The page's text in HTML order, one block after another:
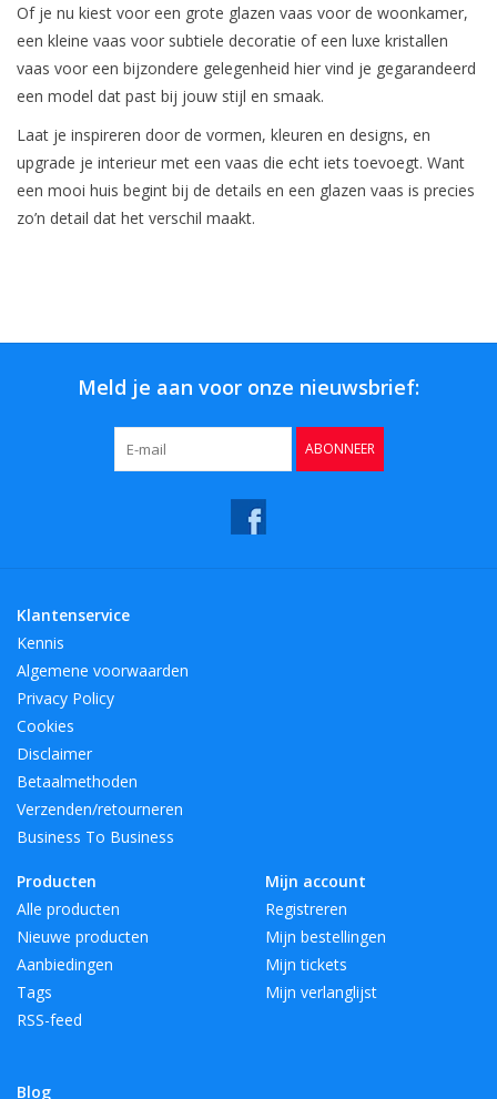
Of je nu kiest voor een grote glazen vaas voor de woonkamer,
een kleine vaas voor subtiele decoratie of een luxe kristallen
vaas voor een bijzondere gelegenheid hier vind je gegarandeerd
een model dat past bij jouw stijl en smaak.
Laat je inspireren door de vormen, kleuren en designs, en
upgrade je interieur met een vaas die echt iets toevoegt. Want
een mooi huis begint bij de details en een glazen vaas is precies
zo’n detail dat het verschil maakt.
Meld je aan voor onze nieuwsbrief:
ABONNEER
Klantenservice
Kennis
Algemene voorwaarden
Privacy Policy
Cookies
Disclaimer
Betaalmethoden
Verzenden/retourneren
Business To Business
Producten
Alle producten
Nieuwe producten
Aanbiedingen
Tags
RSS-feed
Blog
Mijn account
Registreren
Mijn bestellingen
Mijn tickets
Mijn verlanglijst